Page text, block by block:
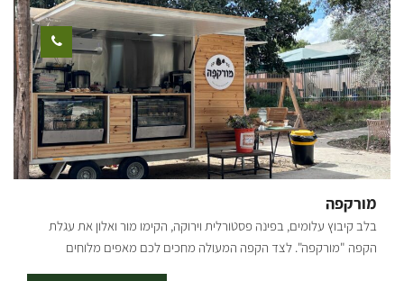
בעלומים לפרטיים פתוח רק באמצע שבוע. קבוצות, חיילים ועובדים -
יכולים להזמין גם לסופ"ש. תודה על ההבנה, צוות תיירות עלומים.
מורקפה
בלב קיבוץ עלומים, בפינה פסטורלית וירוקה, הקימו מור ואלון את עגלת
הקפה "מורקפה". לצד הקפה המעולה מחכים לכם מאפים מלוחים